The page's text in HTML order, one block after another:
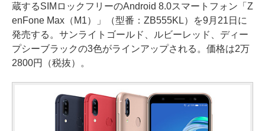
蔵するSIMロックフリーのAndroid 8.0スマートフォン「Z
enFone Max（M1）」（型番：ZB555KL）を9月21日に
発売する。サンライトゴールド、ルビーレッド、ディー
プシーブラックの3色がラインアップされる。価格は2万
2800円（税抜）。